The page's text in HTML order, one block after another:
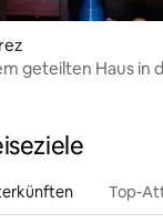
geteilten Haus in
Top-